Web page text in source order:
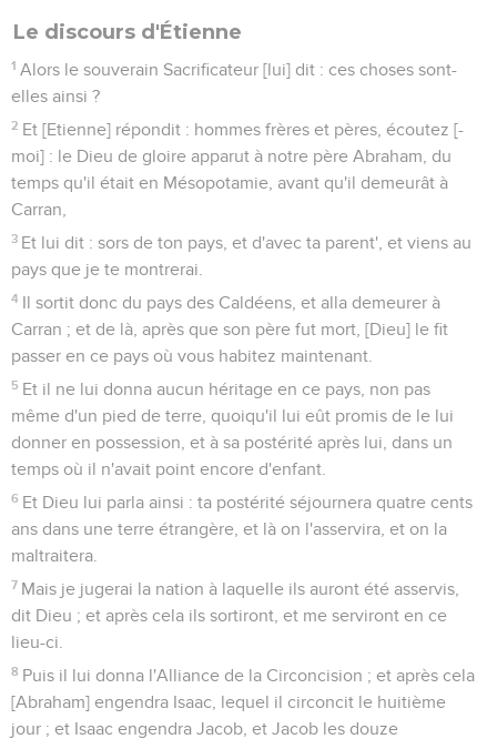
Le discours d'Étienne
1 Alors le souverain Sacrificateur [lui] dit : ces choses sont-
elles ainsi ?
2 Et [Etienne] répondit : hommes frères et pères, écoutez [-
moi] : le Dieu de gloire apparut à notre père Abraham, du
temps qu'il était en Mésopotamie, avant qu'il demeurât à
Carran,
3 Et lui dit : sors de ton pays, et d'avec ta parent', et viens au
pays que je te montrerai.
4 Il sortit donc du pays des Caldéens, et alla demeurer à
Carran ; et de là, après que son père fut mort, [Dieu] le fit
passer en ce pays où vous habitez maintenant.
5 Et il ne lui donna aucun héritage en ce pays, non pas
même d'un pied de terre, quoiqu'il lui eût promis de le lui
donner en possession, et à sa postérité après lui, dans un
temps où il n'avait point encore d'enfant.
6 Et Dieu lui parla ainsi : ta postérité séjournera quatre cents
ans dans une terre étrangère, et là on l'asservira, et on la
maltraitera.
7 Mais je jugerai la nation à laquelle ils auront été asservis,
dit Dieu ; et après cela ils sortiront, et me serviront en ce
lieu-ci.
8 Puis il lui donna l'Alliance de la Circoncision ; et après cela
[Abraham] engendra Isaac, lequel il circoncit le huitième
jour ; et Isaac engendra Jacob, et Jacob les douze